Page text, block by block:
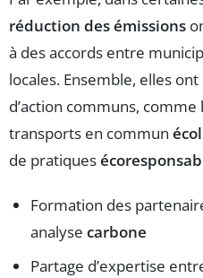
réduction des émissions
à des accords entre
locales. Ensemble, elles
d’action communs,
transports en commun
de pratiques
Formation des
analyse carbone
Partage d’expertise